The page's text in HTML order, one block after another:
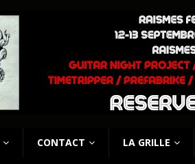
CONTACT LA GRILLE